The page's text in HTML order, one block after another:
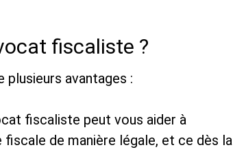
fiscaliste ?
avantages :
fiscaliste peut vous aider à
de manière légale, et ce dès la